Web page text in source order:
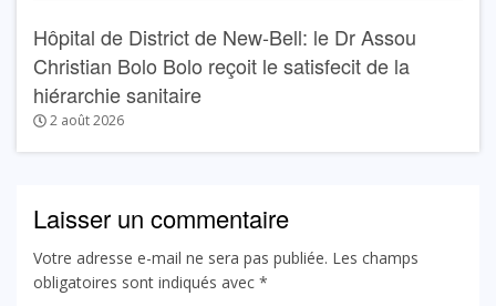
Hôpital de District de New-Bell: le Dr Assou
Christian Bolo Bolo reçoit le satisfecit de la
hiérarchie sanitaire
2 août 2026
Laisser un commentaire
Votre adresse e-mail ne sera pas publiée. Les champs
obligatoires sont indiqués avec *